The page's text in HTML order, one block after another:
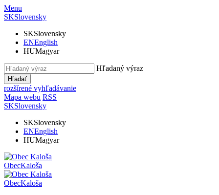
Menu
SKSlovensky
SKSlovensky
ENEnglish
HUMagyar
Hľadaný výraz
Hľadať
rozšírené vyhľadávanie
Mapa webu RSS
SKSlovensky
SKSlovensky
ENEnglish
HUMagyar
ObecKaloša
ObecKaloša